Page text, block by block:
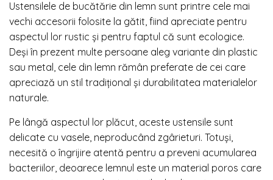
Ustensilele de bucătărie din lemn sunt printre cele mai
vechi accesorii folosite la gătit, fiind apreciate pentru
aspectul lor rustic și pentru faptul că sunt ecologice.
Deși în prezent multe persoane aleg variante din plastic
sau metal, cele din lemn rămân preferate de cei care
apreciază un stil tradițional și durabilitatea materialelor
naturale.
Pe lângă aspectul lor plăcut, aceste ustensile sunt
delicate cu vasele, neproducând zgârieturi. Totuși,
necesită o îngrijire atentă pentru a preveni acumularea
bacteriilor, deoarece lemnul este un material poros care